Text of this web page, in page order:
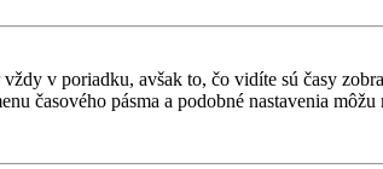
vždy v poriadku, avšak to, čo vidíte sú časy
časového pásma a podobné nastavenia